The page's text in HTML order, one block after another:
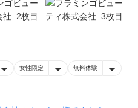
女性限定 無料体験